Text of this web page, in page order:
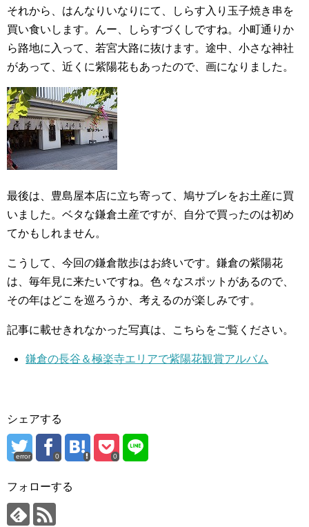
それから、はんなりいなりにて、しらす入り玉子焼き串を
買い食いします。んー、しらすづくしですね。小町通りか
ら路地に入って、若宮大路に抜けます。途中、小さな神社
があって、近くに紫陽花もあったので、画になりました。
最後は、豊島屋本店に立ち寄って、鳩サブレをお土産に買
いました。ベタな鎌倉土産ですが、自分で買ったのは初め
てかもしれません。
こうして、今回の鎌倉散歩はお終いです。鎌倉の紫陽花
は、毎年見に来たいですね。色々なスポットがあるので、
その年はどこを巡ろうか、考えるのが楽しみです。
記事に載せきれなかった写真は、こちらをご覧ください。
鎌倉の長谷＆極楽寺エリアで紫陽花観賞アルバム
シェアする
error 0 0
フォローする